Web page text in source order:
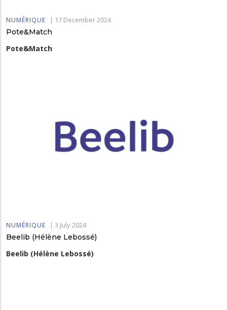
NUMÉRIQUE | 17 December 2024
Pote&Match
Pote&Match
NUMÉRIQUE | 3 July 2024
Beelib (Hélène Lebossé)
Beelib (Hélène Lebossé)